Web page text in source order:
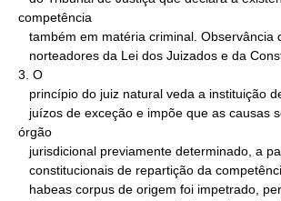
competência
3. O
órgão